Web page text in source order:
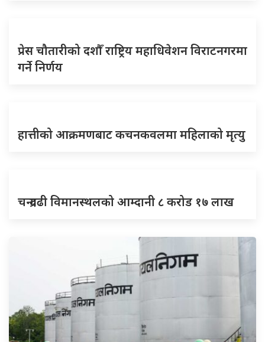
प्रेस चौतारीको दशौँ राष्ट्रिय महाधिवेशन विराटनगरमा
गर्ने निर्णय
हात्तीको आक्रमणबाट कचनकवलमा महिलाको मृत्यु
चन्द्रगढी विमानस्थलको आम्दानी ८ करोड १७ लाख